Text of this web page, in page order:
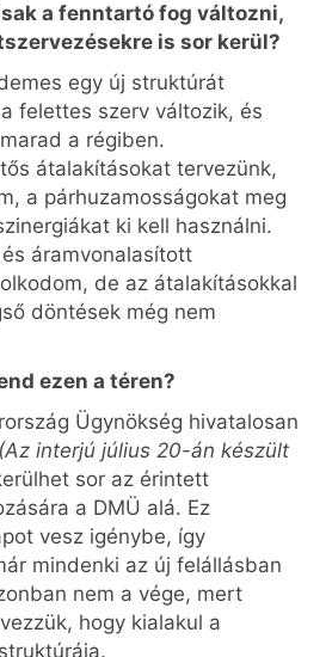
a fenntartó fog változni,
is sor kerül?
egy új struktúrát
felettes szerv változik, és
a régiben.
átalakításokat tervezünk,
a párhuzamosságokat meg
ki kell használni.
áramvonalasított
de az átalakításokkal
döntések még nem
ezen a téren?
Ügynökség hivatalosan
(Az interjú július 20-án készült
sor az érintett
a DMÜ alá. Ez
vesz igénybe, így
mindenki az új felállásban
nem a vége, mert
hogy kialakul a